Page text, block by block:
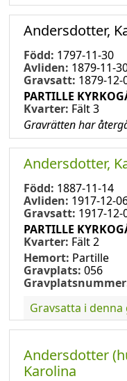
Andersdotter,
Född: 1797-11-30
Avliden: 1879-11-
Gravsatt: 1879-12-
PARTILLE
Kvarter: Fält 3
Gravrätten har
Andersdotter,
Född: 1887-11-14
Avliden: 1917-12-
Gravsatt: 1917-12-
PARTILLE
Kvarter: Fält 2
Hemort: Partille
Gravplats: 056
Gravsatta i denna
Andersdotter
Karolina